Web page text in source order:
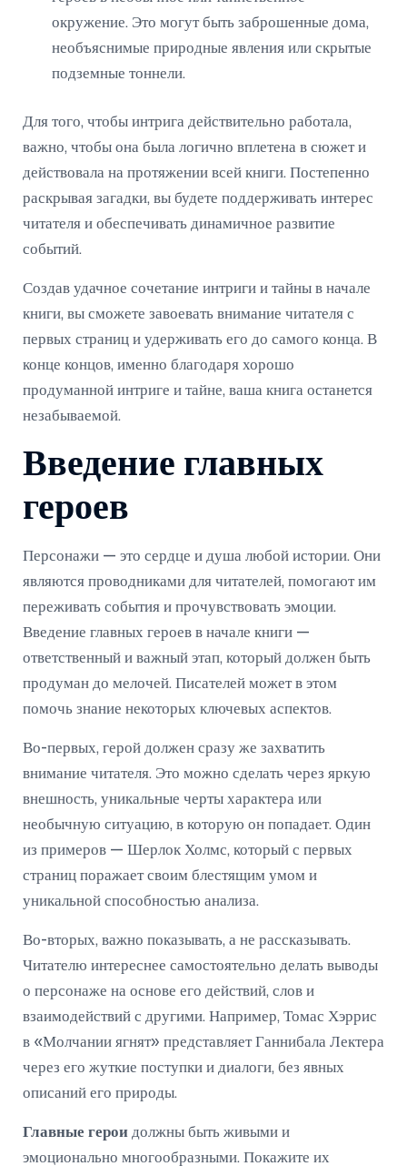
окружение. Это могут быть заброшенные дома,
необъяснимые природные явления или скрытые
подземные тоннели.
Для того, чтобы интрига действительно работала,
важно, чтобы она была логично вплетена в сюжет и
действовала на протяжении всей книги. Постепенно
раскрывая загадки, вы будете поддерживать интерес
читателя и обеспечивать динамичное развитие
событий.
Создав удачное сочетание интриги и тайны в начале
книги, вы сможете завоевать внимание читателя с
первых страниц и удерживать его до самого конца. В
конце концов, именно благодаря хорошо
продуманной интриге и тайне, ваша книга останется
незабываемой.
Введение главных
героев
Персонажи — это сердце и душа любой истории. Они
являются проводниками для читателей, помогают им
переживать события и прочувствовать эмоции.
Введение главных героев в начале книги —
ответственный и важный этап, который должен быть
продуман до мелочей. Писателей может в этом
помочь знание некоторых ключевых аспектов.
Во-первых, герой должен сразу же захватить
внимание читателя. Это можно сделать через яркую
внешность, уникальные черты характера или
необычную ситуацию, в которую он попадает. Один
из примеров — Шерлок Холмс, который с первых
страниц поражает своим блестящим умом и
уникальной способностью анализа.
Во-вторых, важно показывать, а не рассказывать.
Читателю интереснее самостоятельно делать выводы
о персонаже на основе его действий, слов и
взаимодействий с другими. Например, Томас Хэррис
в «Молчании ягнят» представляет Ганнибала Лектера
через его жуткие поступки и диалоги, без явных
описаний его природы.
Главные герои должны быть живыми и
эмоционально многообразными. Покажите их